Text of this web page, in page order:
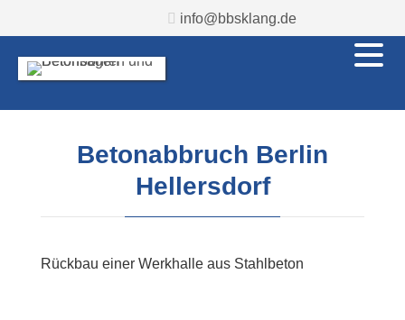
info@bbsklang.de
Betonabbruch Berlin
Hellersdorf
Rückbau einer Werkhalle aus Stahlbeton